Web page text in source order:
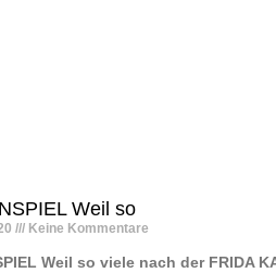
Weil so
Keine Kommentare
Weil so viele nach der FRIDA